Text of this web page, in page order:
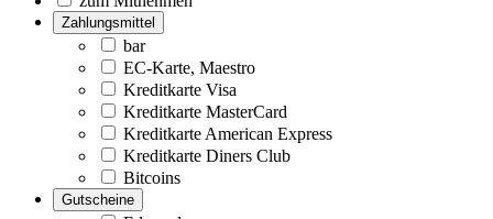
Zahlungsmittel
bar
EC-Karte, Maestro
Kreditkarte Visa
Kreditkarte MasterCard
Kreditkarte American Express
Kreditkarte Diners Club
Bitcoins
Gutscheine